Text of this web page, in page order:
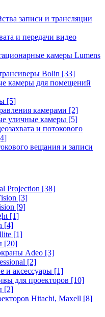
записи и трансляции
и передачи видео
камеры Lumens
Bolin [33]
камеры для помещений
[5]
камерами [2]
уличные камеры [5]
и потокового
вещания и записи
Projection [38]
[3]
[9]
[1]
[4]
[1]
[20]
Adeo [3]
[2]
и аксессуары [1]
для проекторов [10]
[2]
Hitachi, Maxell [8]